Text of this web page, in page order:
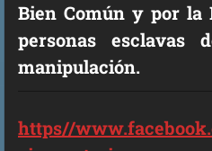
Bien Común y por la
personas
manipulación.
https//